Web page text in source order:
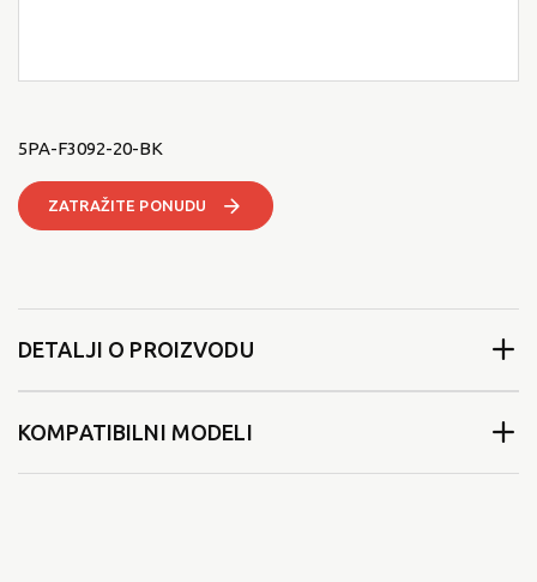
5PA-F3092-20-BK
ZATRAŽITE PONUDU
DETALJI O PROIZVODU
KOMPATIBILNI MODELI